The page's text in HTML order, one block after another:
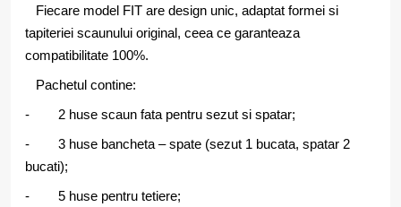
Fiecare model FIT are design unic, adaptat formei si
tapiteriei scaunului original, ceea ce garanteaza
compatibilitate 100%.
Pachetul contine:
- 2 huse scaun fata pentru sezut si spatar;
- 3 huse bancheta – spate (sezut 1 bucata, spatar 2
bucati);
- 5 huse pentru tetiere;